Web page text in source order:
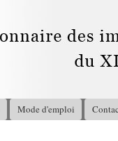
Mode d'emploi